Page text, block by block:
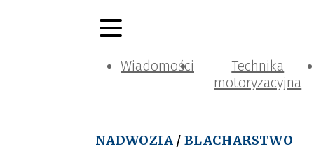
Wiadomości
Technika
motoryzacyjna
NADWOZIA / BLACHARSTWO